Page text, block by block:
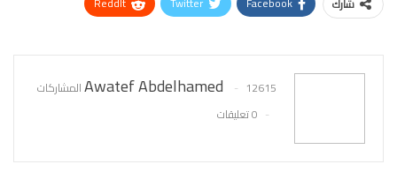
شارك
Awatef Abdelhamed
12615 المشاركات
0 تعليقات